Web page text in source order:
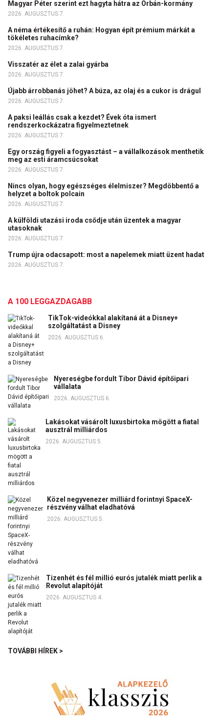
Magyar Péter szerint ezt hagyta hátra az Orbán-kormány
2026. AUGUSZTUS 7.
A néma értékesítő a ruhán: Hogyan épít prémium márkát a
tökéletes ruhacímke?
2026. AUGUSZTUS 7.
Visszatér az élet a zalai gyárba
2026. AUGUSZTUS 7.
Újabb árrobbanás jöhet? A búza, az olaj és a cukor is drágul
2026. AUGUSZTUS 7.
A paksi leállás csak a kezdet? Évek óta ismert
rendszerkockázatra figyelmeztetnek
2026. AUGUSZTUS 7.
Egy ország figyeli a fogyasztást – a vállalkozások menthetik
meg az esti áramcsúcsokat
2026. AUGUSZTUS 7.
Nincs olyan, hogy egészséges élelmiszer? Megdöbbentő a
helyzet a boltok polcain
2026. AUGUSZTUS 7.
A külföldi utazási iroda csődje után üzentek a magyar
utasoknak
2026. AUGUSZTUS 7.
Trump újra odacsapott: most a napelemek miatt üzent hadat
2026. AUGUSZTUS 7.
A 100 LEGGAZDAGABB
TikTok-videókkal alakítaná át a Disney+
szolgáltatást a Disney
2026. AUGUSZTUS 6.
Nyereségbe fordult Tibor Dávid építőipari
vállalata
2026. AUGUSZTUS 6.
Lakásokat vásárolt luxusbirtoka mögött a fiatal
ausztrál milliárdos
2026. AUGUSZTUS 5.
Közel negyvenezer milliárd forintnyi SpaceX-
részvény válhat eladhatóvá
2026. AUGUSZTUS 5.
Tizenhét és fél millió eurós jutalék miatt perlik a
Revolut alapítóját
2026. AUGUSZTUS 4.
TOVÁBBI HÍREK >